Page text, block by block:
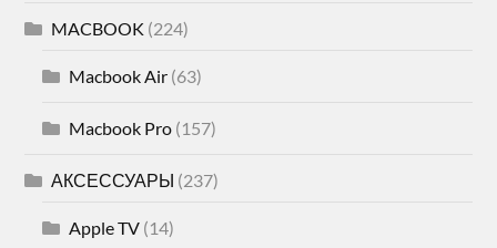
MACBOOK (224)
Macbook Air (63)
Macbook Pro (157)
АКСЕССУАРЫ (237)
Apple TV (14)